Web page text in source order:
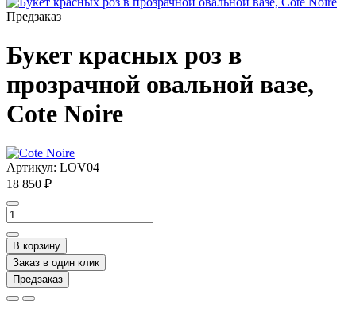
Предзаказ
Букет красных роз в
прозрачной овальной вазе,
Cote Noire
Артикул: LOV04
18 850 ₽
В корзину
Заказ в один клик
Предзаказ